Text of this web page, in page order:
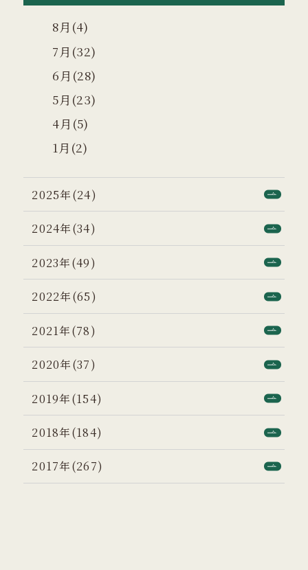
8月(4)
7月(32)
6月(28)
5月(23)
4月(5)
1月(2)
2025年(24)
2024年(34)
2023年(49)
2022年(65)
2021年(78)
2020年(37)
2019年(154)
2018年(184)
2017年(267)